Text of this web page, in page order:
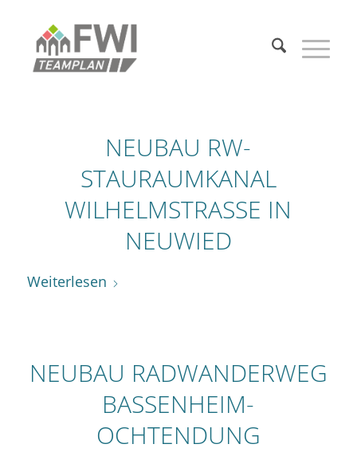
NEUBAU RW-
STAURAUMKANAL
WILHELMSTRASSE IN N
EUWIED
Weiterlesen
NEUBAU RADWANDERWEG
BASSENHEIM-
OCHTENDUNG